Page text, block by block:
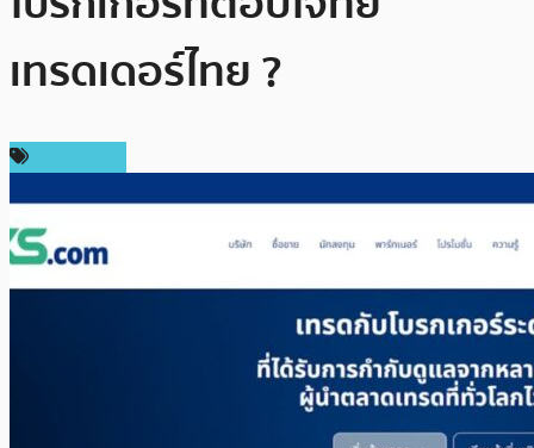
เทรดเดอร์ไทย ?